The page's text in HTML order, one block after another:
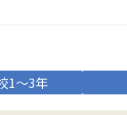
1～3年